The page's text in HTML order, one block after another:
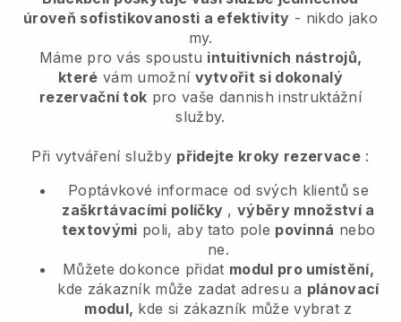
úroveň sofistikovanosti a efektivity - nikdo jako
my.
Máme pro vás spoustu intuitivních nástrojů,
které vám umožní vytvořit si dokonalý
rezervační tok pro vaše dannish instruktážní
služby.
Při vytváření služby přidejte kroky rezervace:
Poptávkové informace od svých klientů se
zaškrtávacími políčky ,výběry množství a
textovými poli, aby tato pole povinná nebo
ne.
Můžete dokonce přidat modul pro umístění,
kde zákazník může zadat adresu a plánovací
modul, kde si zákazník může vybrat z